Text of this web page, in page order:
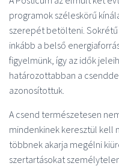
programok széleskörű
szerepét betölteni.
inkább a belső
figyelmünk, így az idők
határozottabban a
azonosítottuk.
A csend természetesen
mindenkinek keresztül kell
többnek akarja megélni
szertartásokat